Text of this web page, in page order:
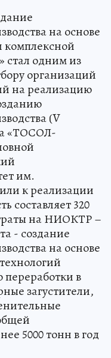
на основе
комплексной
стал одним из
организаций
на реализацию
(V
«ТОСОЛ-
им.
к реализации
составляет 320
на НИОКТР –
- создание
на основе
переработки в
загустители,
5000 тонн в год